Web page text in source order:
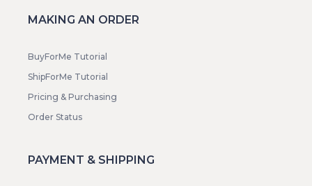
MAKING AN ORDER
BuyForMe Tutorial
ShipForMe Tutorial
Pricing & Purchasing
Order Status
PAYMENT & SHIPPING